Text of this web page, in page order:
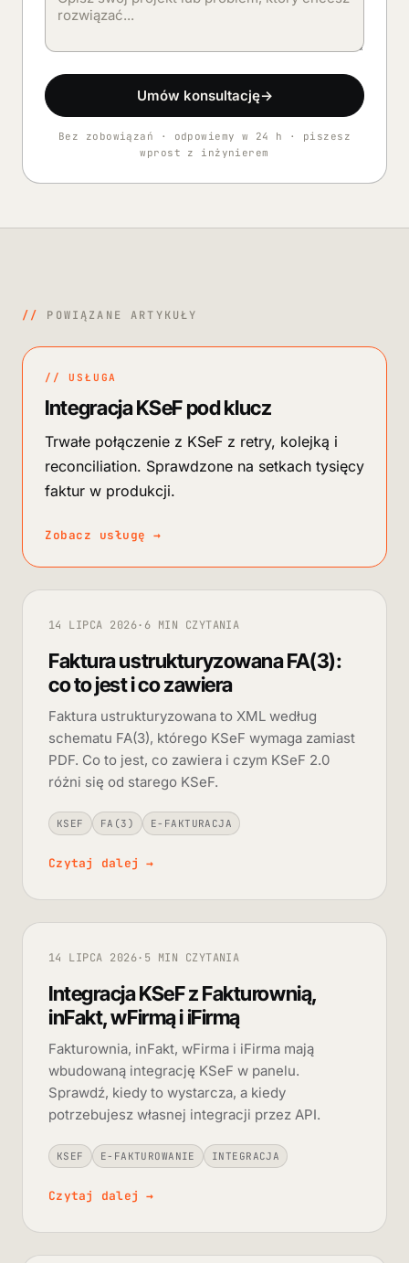
Umów konsultację→
Bez zobowiązań · odpowiemy w 24 h · piszesz
wprost z inżynierem
// POWIĄZANE ARTYKUŁY
// USŁUGA
Integracja KSeF pod klucz
Trwałe połączenie z KSeF z retry, kolejką i
reconciliation. Sprawdzone na setkach tysięcy
faktur w produkcji.
Zobacz usługę→
14 LIPCA 2026· 6 MIN CZYTANIA
Faktura ustrukturyzowana FA(3):
co to jest i co zawiera
Faktura ustrukturyzowana to XML według
schematu FA(3), którego KSeF wymaga zamiast
PDF. Co to jest, co zawiera i czym KSeF 2.0
różni się od starego KSeF.
KSEF FA(3) E-FAKTURACJA
Czytaj dalej→
14 LIPCA 2026· 5 MIN CZYTANIA
Integracja KSeF z Fakturownią,
inFakt, wFirmą i iFirmą
Fakturownia, inFakt, wFirma i iFirma mają
wbudowaną integrację KSeF w panelu.
Sprawdź, kiedy to wystarcza, a kiedy
potrzebujesz własnej integracji przez API.
KSEF E-FAKTUROWANIE INTEGRACJA
Czytaj dalej→